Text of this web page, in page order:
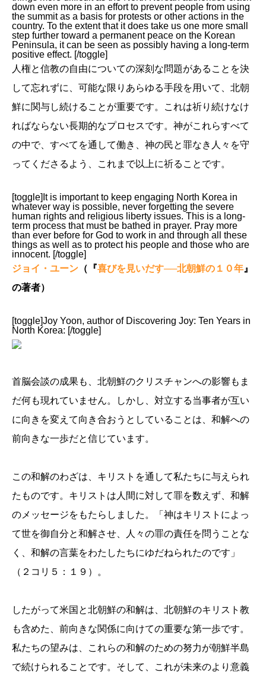
down even more in an effort to prevent people from using
the summit as a basis for protests or other actions in the
country. To the extent that it does take us one more small
step further toward a permanent peace on the Korean
Peninsula, it can be seen as possibly having a long-term
positive effect. [/toggle]
人権と信教の自由についての深刻な問題があることを決
して忘れずに、可能な限りあらゆる手段を用いて、北朝
鮮に関与し続けることが重要です。これは祈り続けなけ
ればならない長期的なプロセスです。神がこれらすべて
の中で、すべてを通して働き、神の民と罪なき人々を守
ってくださるよう、これまで以上に祈ることです。
[toggle]It is important to keep engaging North Korea in
whatever way is possible, never forgetting the severe
human rights and religious liberty issues. This is a long-
term process that must be bathed in prayer. Pray more
than ever before for God to work in and through all these
things as well as to protect his people and those who are
innocent. [/toggle]
ジョイ・ユーン （『喜びを見いだす──北朝鮮の１０年 』
の著者）
[toggle]Joy Yoon, author of Discovering Joy: Ten Years in
North Korea: [/toggle]
首脳会談の成果も、北朝鮮のクリスチャンへの影響もま
だ何も現れていません。しかし、対立する当事者が互い
に向きを変えて向き合おうとしていることは、和解への
前向きな一歩だと信じています。
この和解のわざは、キリストを通して私たちに与えられ
たものです。キリストは人間に対して罪を数えず、和解
のメッセージをもたらしました。「神はキリストによっ
て世を御自分と和解させ、人々の罪の責任を問うことな
く、和解の言葉をわたしたちにゆだねられたのです」
（２コリ５：１９）。
したがって米国と北朝鮮の和解は、北朝鮮のキリスト教
も含めた、前向きな関係に向けての重要な第一歩です。
私たちの望みは、これらの和解のための努力が朝鮮半島
で続けられることです。そして、これが未来のより意義